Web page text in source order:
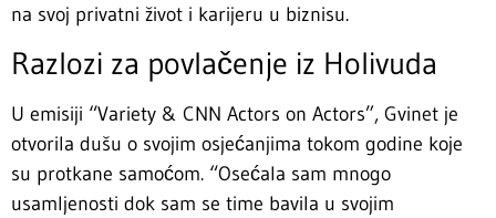
na svoj privatni život i karijeru u biznisu.
Razlozi za povlačenje iz Holivuda
U emisiji “Variety & CNN Actors on Actors”, Gvinet je
otvorila dušu o svojim osjećanjima tokom godine koje
su protkane samoćom. “Osećala sam mnogo
usamljenosti dok sam se time bavila u svojim